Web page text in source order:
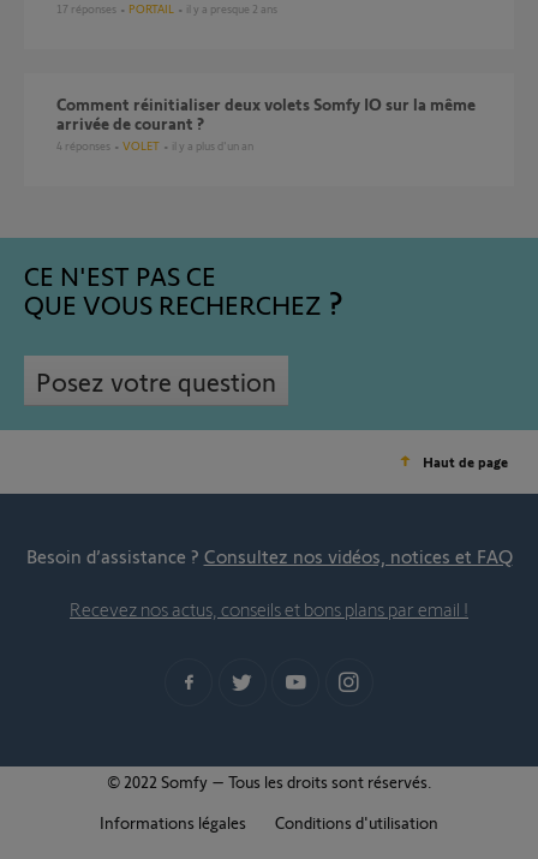
17 réponses PORTAIL il y a presque 2 ans
Comment réinitialiser deux volets Somfy IO sur la même
arrivée de courant ?
4 réponses VOLET il y a plus d'un an
CE N'EST PAS CE
QUE VOUS RECHERCHEZ
Posez votre question
Haut de page
Besoin d’assistance ? Consultez nos vidéos, notices et FAQ
Recevez nos actus, conseils et bons plans par email !
© 2022 Somfy – Tous les droits sont réservés.
Informations légales
Conditions d'utilisation